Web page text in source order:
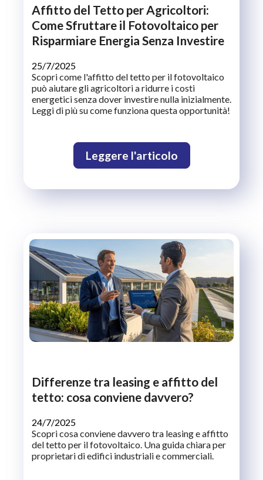
Affitto del Tetto per Agricoltori:
Come Sfruttare il Fotovoltaico per
Risparmiare Energia Senza Investire
25/7/2025
Scopri come l'affitto del tetto per il fotovoltaico
può aiutare gli agricoltori a ridurre i costi
energetici senza dover investire nulla inizialmente.
Leggi di più su come funziona questa opportunità!
Leggere l'articolo
Differenze tra leasing e affitto del
tetto: cosa conviene davvero?
24/7/2025
Scopri cosa conviene davvero tra leasing e affitto
del tetto per il fotovoltaico. Una guida chiara per
proprietari di edifici industriali e commerciali.